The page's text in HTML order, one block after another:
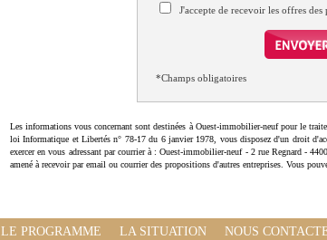
J'accepte de recevoir les offres
*Champs obligatoires
Les informations vous concernant sont destinées à Ouest-immobilier-neuf pour le
loi Informatique et Libertés n° 78-17 du 6 janvier 1978, vous disposez d'un droit
exercer en vous adressant par courrier à : Ouest-immobilier-neuf - 2 rue Regnard -
amené à recevoir par email ou courrier des propositions d'autres entreprises. Vous
LE PROGRAMME LA SITUATION NOUS